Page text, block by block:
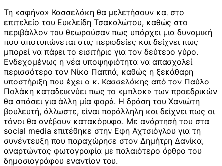
Τη «σφήνα» Κασσελάκη θα μελετήσουν και στο
επιτελείο του Ευκλείδη Τσακαλώτου, καθώς στο
περιβάλλον του θεωρούσαν πως υπάρχει μια δυναμική
που αποτυπώνεται στις περιοδείες και δείχνει πως
μπορεί να πάρει το εισιτήριο για τον δεύτερο γύρο.
Ενδεχομένως η νέα υποψηφιότητα να απασχολεί
περισσότερο τον Νίκο Παππά, καθώς η ξεκάθαρη
υποστήριξη που έχει ο κ. Κασσελάκης από τον Παύλο
Πολάκη καταδεικνύει πως το «μπλοκ» των προεδρικών
θα σπάσει για άλλη μία φορά. Η δράση του Χανιώτη
βουλευτή, άλλωστε, είναι παράλληλη και δείχνει πως οι
τόνοι θα ανέβουν κατακόρυφα. Με ανάρτησή του στα
social media επιτέθηκε στην Εφη Αχτσιόγλου για τη
συνέντευξη που παραχώρησε στον Δημήτρη Δανίκα,
αναρτώντας φωτογραφία με παλαιότερο άρθρο του
δημοσιογράφου εναντίον του.